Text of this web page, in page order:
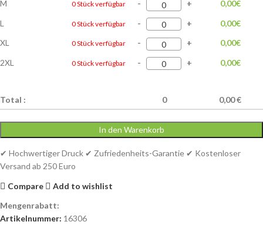
M
0 Stück verfügbar - + 0,00€
L
0 Stück verfügbar - + 0,00€
XL
0 Stück verfügbar - + 0,00€
2XL
0 Stück verfügbar - + 0,00€
Total : 0 0,00 €
In den Warenkorb
✔ Hochwertiger Druck ✔ Zufriedenheits-Garantie ✔ Kostenloser
Versand ab 250 Euro
Compare
Add to wishlist
Mengenrabatt:
Artikelnummer: 16306